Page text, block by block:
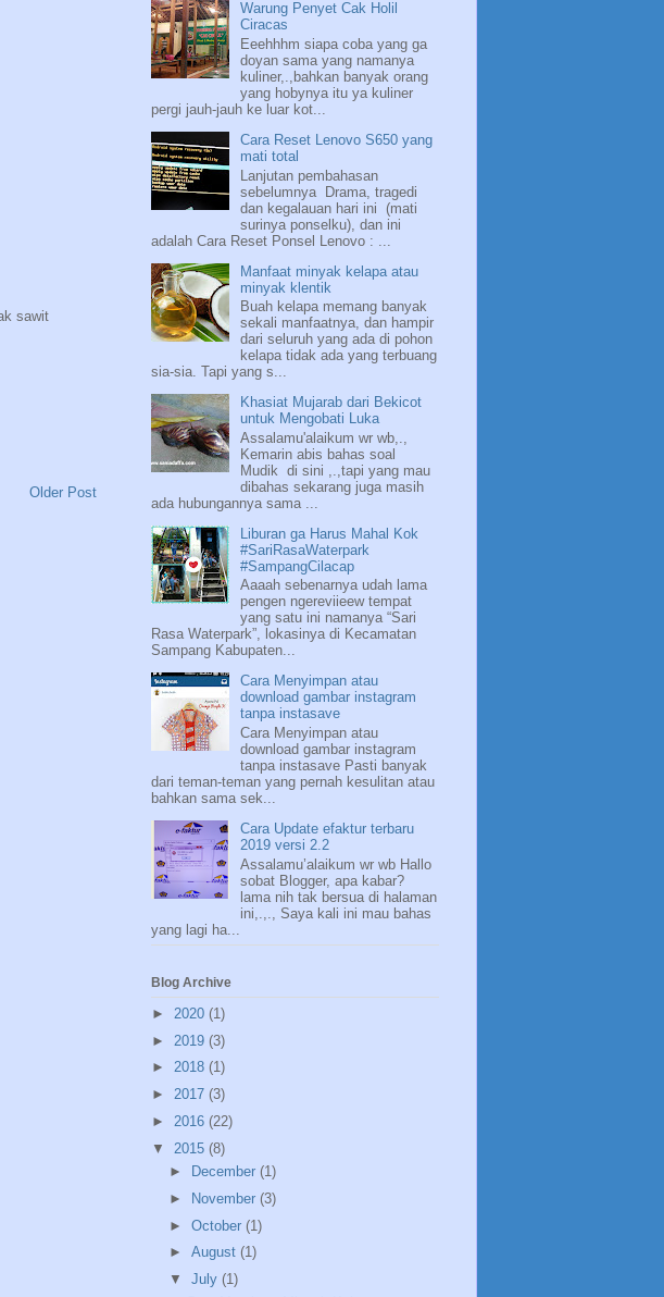
sawit
Older Post
Warung Penyet Cak Holil
Ciracas
Eeehhhm siapa coba yang ga
doyan sama yang namanya
kuliner,.,bahkan banyak orang
yang hobynya itu ya kuliner
pergi jauh-jauh ke luar kot...
Cara Reset Lenovo S650 yang
mati total
Lanjutan pembahasan
sebelumnya Drama, tragedi
dan kegalauan hari ini (mati
surinya ponselku), dan ini
adalah Cara Reset Ponsel Lenovo : ...
Manfaat minyak kelapa atau
minyak klentik
Buah kelapa memang banyak
sekali manfaatnya, dan hampir
dari seluruh yang ada di pohon
kelapa tidak ada yang terbuang
sia-sia. Tapi yang s...
Khasiat Mujarab dari Bekicot
untuk Mengobati Luka
Assalamu'alaikum wr wb,.,
Kemarin abis bahas soal
Mudik di sini ,.,tapi yang mau
dibahas sekarang juga masih
ada hubungannya sama ...
Liburan ga Harus Mahal Kok
#SariRasaWaterpark
#SampangCilacap
Aaaah sebenarnya udah lama
pengen ngereviieew tempat
yang satu ini namanya “Sari
Rasa Waterpark”, lokasinya di Kecamatan
Sampang Kabupaten...
Cara Menyimpan atau
download gambar instagram
tanpa instasave
Cara Menyimpan atau
download gambar instagram
tanpa instasave Pasti banyak
dari teman-teman yang pernah kesulitan atau
bahkan sama sek...
Cara Update efaktur terbaru
2019 versi 2.2
Assalamu’alaikum wr wb Hallo
sobat Blogger, apa kabar?
lama nih tak bersua di halaman
ini,.,., Saya kali ini mau bahas
yang lagi ha...
Blog Archive
► 2020 (1)
► 2019 (3)
► 2018 (1)
► 2017 (3)
► 2016 (22)
▼ 2015 (8)
►
December (1)
►
November (3)
► October (1)
► August (1)
▼ July (1)